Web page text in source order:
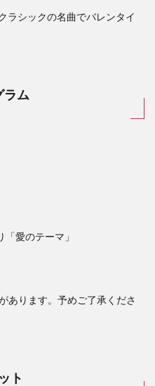
ラシックの名曲でバレンタイ
ラム
愛のテーマ」
あります。予めご了承くださ
ト